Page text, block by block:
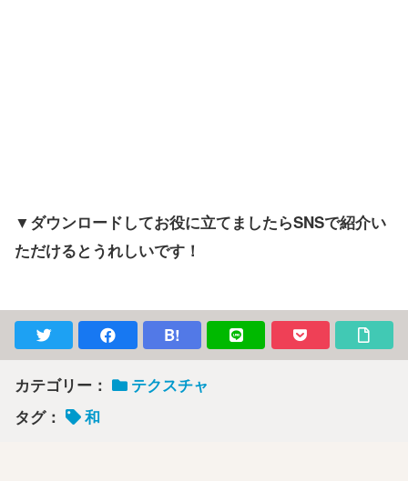
▼ダウンロードしてお役に立てましたらSNSで紹介い
ただけるとうれしいです！
B!
カテゴリー：
テクスチャ
タグ：
和